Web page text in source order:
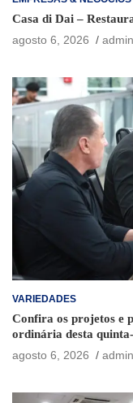
Casa di Dai –
agosto 6, 2026
admin
VARIEDADES
Confira os projetos e
ordinária desta
agosto 6, 2026
admin